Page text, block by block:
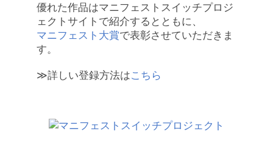
優れた作品はマニフェストスイッチプロジ
ェクトサイトで紹介するとともに、
マニフェスト大賞で表彰させていただきま
す。
≫詳しい登録方法はこちら